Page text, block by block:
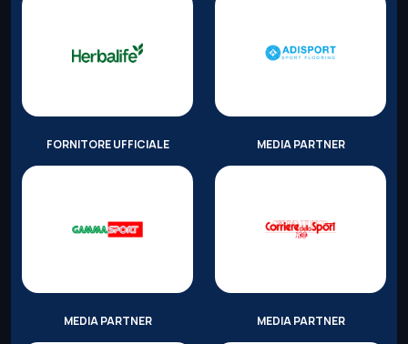
FORNITORE UFFICIALE MEDIA PARTNER
MEDIA PARTNER MEDIA PARTNER